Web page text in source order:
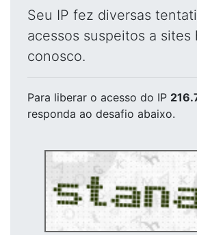
Seu IP fez diversas
acessos suspeitos a sites
conosco.
Para liberar o acesso do IP
responda ao desafio abaixo.